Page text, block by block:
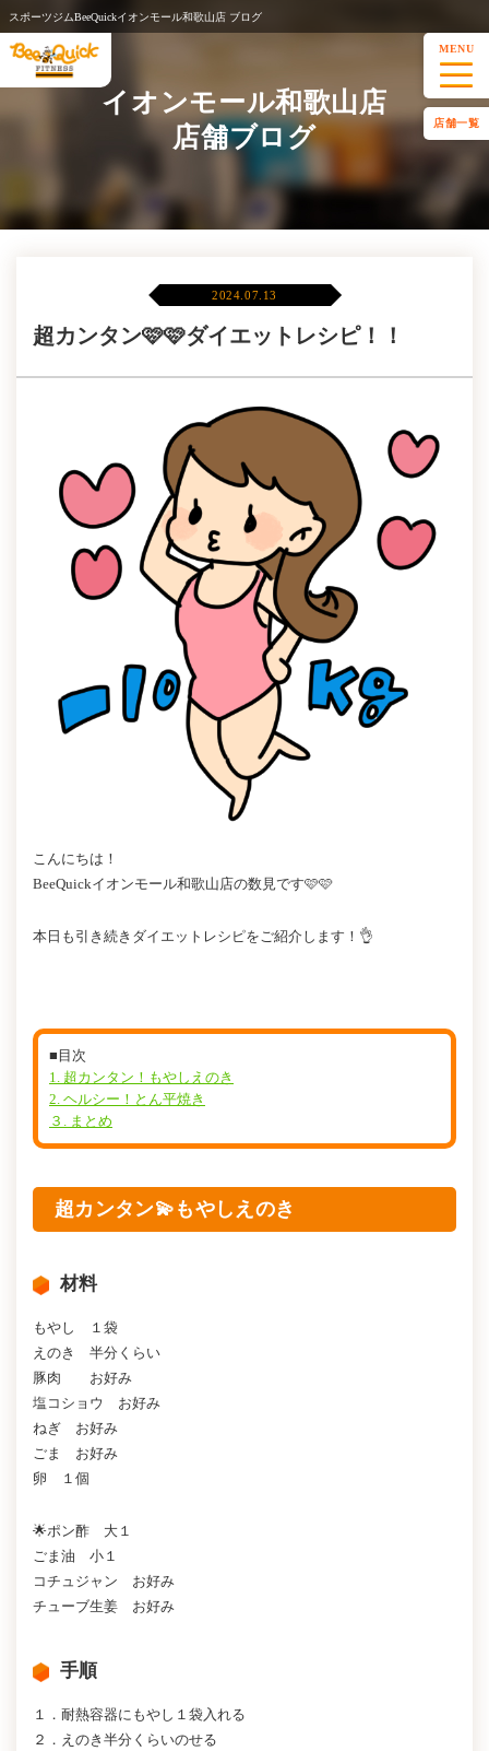
スポーツジムBeeQuickイオンモール和歌山店 ブログ
MENU
店舗一覧
イオンモール和歌山店
店舗ブログ
2024.07.13
超カンタン🩷🩷ダイエットレシピ！！
こんにちは！
BeeQuickイオンモール和歌山店の数見です🩷🩷
本日も引き続きダイエットレシピをご紹介します！👌
■目次
1. 超カンタン！もやしえのき
2. ヘルシー！とん平焼き
３. まとめ
超カンタン💫もやしえのき
材料
もやし １袋
えのき 半分くらい
豚肉 お好み
塩コショウ お好み
ねぎ お好み
ごま お好み
卵 １個
🌟ポン酢 大１
ごま油 小１
コチュジャン お好み
チューブ生姜 お好み
手順
１．耐熱容器にもやし１袋入れる
２．えのき半分くらいのせる